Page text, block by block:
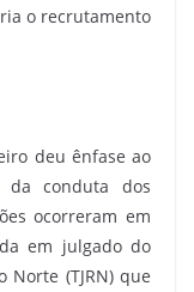
o recrutamento
deu ênfase ao
da conduta dos
ocorreram em
em julgado do
(TJRN) que